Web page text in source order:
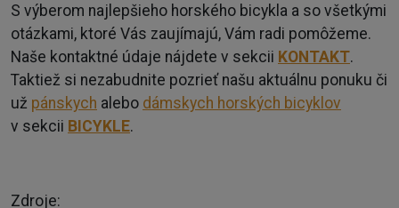
S výberom najlepšieho horského bicykla a so všetkými
otázkami, ktoré Vás zaujímajú, Vám radi pomôžeme.
Naše kontaktné údaje nájdete v sekcii KONTAKT.
Taktiež si nezabudnite pozrieť našu aktuálnu ponuku či
už pánskych alebo dámskych horských bicyklov
v sekcii BICYKLE.
Zdroje: